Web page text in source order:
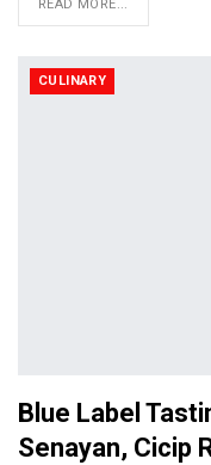
READ MORE...
CULINARY
Blue Label
Senayan, Cicip